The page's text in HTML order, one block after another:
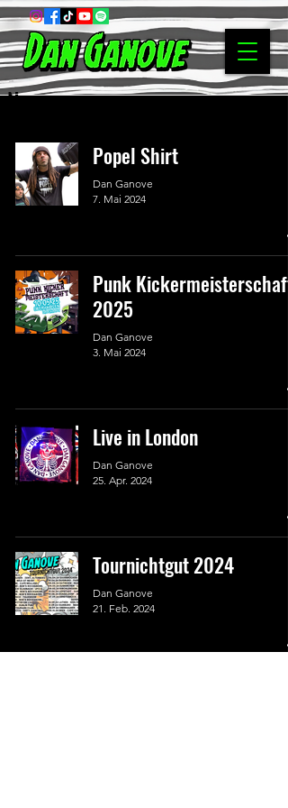
News
Popel Shirt
Dan Ganove
7. Mai 2024
Punk Kickermeisterschaft
2025
Dan Ganove
3. Mai 2024
Live in London
Dan Ganove
25. Apr. 2024
Tournichtgut 2024
Dan Ganove
21. Feb. 2024